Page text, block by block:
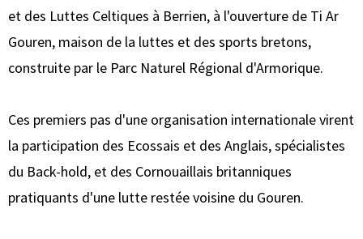
et des Luttes Celtiques à Berrien, à l'ouverture de Ti Ar
Gouren, maison de la luttes et des sports bretons,
construite par le Parc Naturel Régional d'Armorique.
Ces premiers pas d'une organisation internationale virent
la participation des Ecossais et des Anglais, spécialistes
du Back-hold, et des Cornouaillais britanniques
pratiquants d'une lutte restée voisine du Gouren.